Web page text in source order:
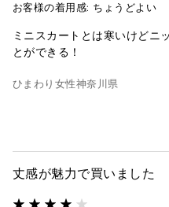
お客様の着用感: ちょうどよい
ミニスカートとは寒いけどニ
とができる！
ひまわり 女性神奈川県
丈感が魅力で買いました